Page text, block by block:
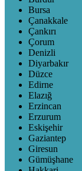
Bursa
Çanakkale
Çankırı
Çorum
Denizli
Diyarbakır
Düzce
Edirne
Elazığ
Erzincan
Erzurum
Eskişehir
Gaziantep
Giresun
Gümüşhane